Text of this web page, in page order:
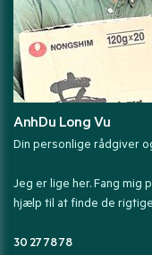
AnhDu Long Vu
Din personlige rådgiver
Jeg er lige her. Fang mig
hjælp til at finde de
30 27 78 78